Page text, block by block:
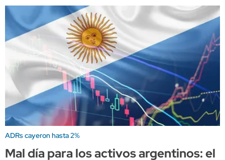
ADRs cayeron hasta 2%
Mal día para los activos argentinos: el